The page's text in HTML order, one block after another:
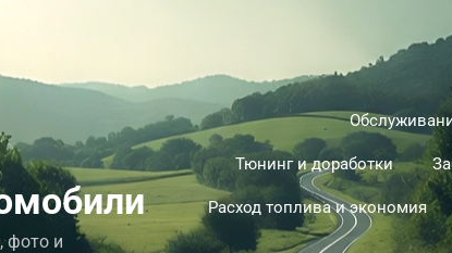
фото и
Тюнинг и доработки
Расход топлива и экономия